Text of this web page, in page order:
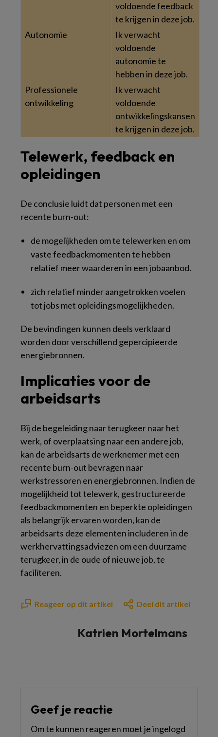
voldoende feedback
te krijgen in deze job.
Autonomie
Ik verwacht
voldoende
autonomie te
hebben in deze job.
Professionele
ontwikkeling
Ik verwacht
voldoende
ontwikkelingskansen
te krijgen in deze job.
Telewerk, feedback en
opleidingen
De conclusie luidt dat personen met een
recente burn-out:
de mogelijkheden om te telewerken en om
vaste feedbackmomenten te hebben
relatief meer waarderen in een jobaanbod.
zich relatief minder aangetrokken voelen
tot jobs met opleidingsmogelijkheden.
De bevindingen kunnen deels verklaard
worden door verschillend gepercipieerde
energiebronnen.
Implicaties voor de
arbeidsarts
Bij de begeleiding naar terugkeer naar het
werk, of overplaatsing naar een andere job,
kan de arbeidsarts de werknemer met een
recente burn-out bevragen naar
werkstressoren en energiebronnen. Indien de
mogelijkheid tot telewerk, gestructureerde
feedbackmomenten en beperkte opleidingen
als belangrijk ervaren worden, kan de
arbeidsarts deze elementen includeren in de
werkhervattingsadviezen om een duurzame
terugkeer, in de oude of nieuwe job, te
faciliteren.
Reageer op dit artikel Deel dit artikel
Katrien Mortelmans
Geef je reactie
Om te kunnen reageren moet je ingelogd